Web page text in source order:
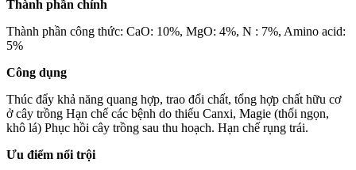
Thành phần chính
Thành phần công thức: CaO: 10%, MgO: 4%, N : 7%, Amino acid:
5%
Công dụng
Thúc đẩy khả năng quang hợp, trao đổi chất, tổng hợp chất hữu cơ
ở cây trồng Hạn chế các bệnh do thiếu Canxi, Magie (thối ngọn,
khô lá) Phục hồi cây trồng sau thu hoạch. Hạn chế rụng trái.
Ưu điểm nổi trội